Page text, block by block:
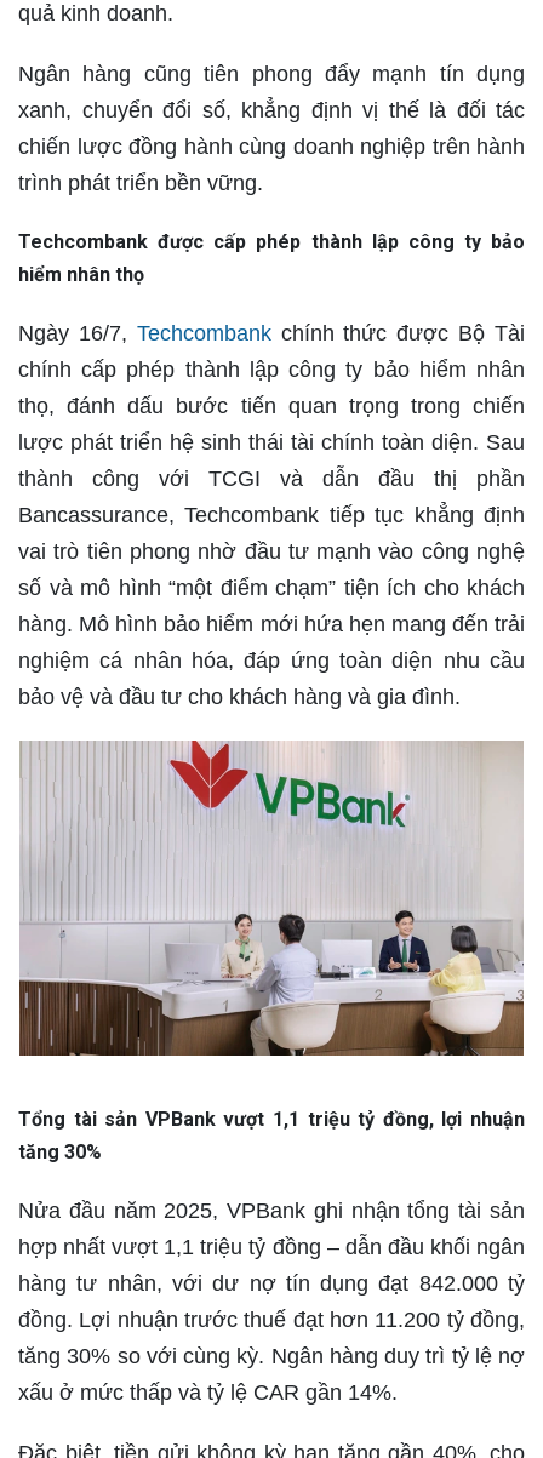
quả kinh doanh.
Ngân hàng cũng tiên phong đẩy mạnh tín dụng
xanh, chuyển đổi số, khẳng định vị thế là đối tác
chiến lược đồng hành cùng doanh nghiệp trên hành
trình phát triển bền vững.
Techcombank được cấp phép thành lập công ty bảo
hiểm nhân thọ
Ngày 16/7, Techcombankchính thức được Bộ Tài
chính cấp phép thành lập công ty bảo hiểm nhân
thọ, đánh dấu bước tiến quan trọng trong chiến
lược phát triển hệ sinh thái tài chính toàn diện. Sau
thành công với TCGI và dẫn đầu thị phần
Bancassurance, Techcombank tiếp tục khẳng định
vai trò tiên phong nhờ đầu tư mạnh vào công nghệ
số và mô hình “một điểm chạm” tiện ích cho khách
hàng. Mô hình bảo hiểm mới hứa hẹn mang đến trải
nghiệm cá nhân hóa, đáp ứng toàn diện nhu cầu
bảo vệ và đầu tư cho khách hàng và gia đình.
Tổng tài sản VPBank vượt 1,1 triệu tỷ đồng, lợi nhuận
tăng 30%
Nửa đầu năm 2025, VPBank ghi nhận tổng tài sản
hợp nhất vượt 1,1 triệu tỷ đồng – dẫn đầu khối ngân
hàng tư nhân, với dư nợ tín dụng đạt 842.000 tỷ
đồng. Lợi nhuận trước thuế đạt hơn 11.200 tỷ đồng,
tăng 30% so với cùng kỳ. Ngân hàng duy trì tỷ lệ nợ
xấu ở mức thấp và tỷ lệ CAR gần 14%.
Đặc biệt, tiền gửi không kỳ hạn tăng gần 40%, cho